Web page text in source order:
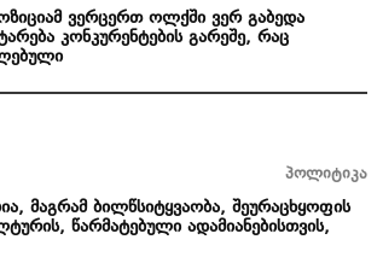
ვერცერთ ოლქში ვერ გაბედა
კონკურენტების გარეშე, რაც
პოლიტიკა
მაგრამ ბილწსიტყვაობა, შეურაცხყოფის
წარმატებული ადამიანებისთვის,